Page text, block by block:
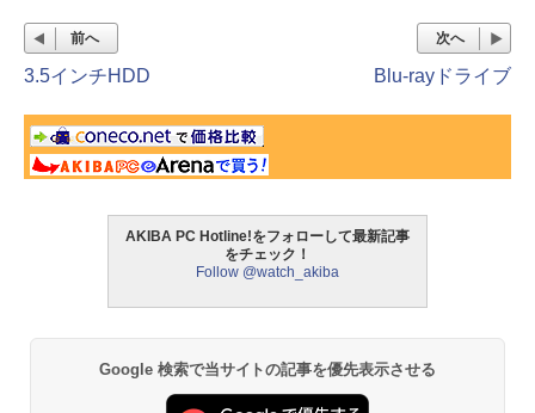
前へ
3.5インチHDD
次へ
Blu-rayドライブ
AKIBA PC Hotline!をフォローして最新記事
をチェック！
Follow @watch_akiba
Google 検索で当サイトの記事を優先表示させる